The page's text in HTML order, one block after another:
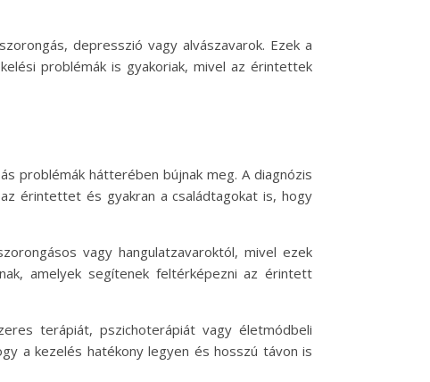
depresszió vagy alvászavarok. Ezek a
problémák is gyakoriak, mivel az érintettek
problémák hátterében bújnak meg. A diagnózis
érintettet és gyakran a családtagokat is, hogy
vagy hangulatzavaroktól, mivel ezek
amelyek segítenek feltérképezni az érintett
terápiát, pszichoterápiát vagy életmódbeli
a kezelés hatékony legyen és hosszú távon is